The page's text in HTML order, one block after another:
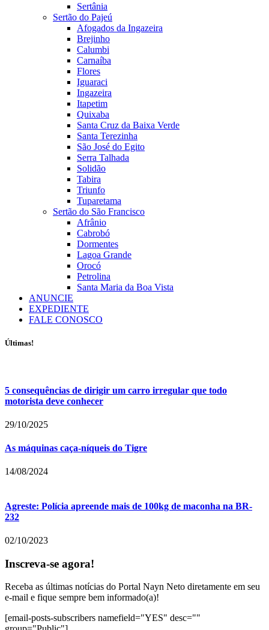
Sertânia
Sertão do Pajeú
Afogados da Ingazeira
Brejinho
Calumbi
Carnaíba
Flores
Iguaraci
Ingazeira
Itapetim
Quixaba
Santa Cruz da Baixa Verde
Santa Terezinha
São José do Egito
Serra Talhada
Solidão
Tabira
Triunfo
Tuparetama
Sertão do São Francisco
Afrânio
Cabrobó
Dormentes
Lagoa Grande
Orocó
Petrolina
Santa Maria da Boa Vista
ANUNCIE
EXPEDIENTE
FALE CONOSCO
Últimas!
5 consequências de dirigir um carro irregular que todo
motorista deve conhecer
29/10/2025
As máquinas caça-níqueis do Tigre
14/08/2024
Agreste: Polícia apreende mais de 100kg de maconha na BR-
232
02/10/2023
Inscreva-se agora!
Receba as últimas notícias do Portal Nayn Neto diretamente em seu
e-mail e fique sempre bem informado(a)!
[email-posts-subscribers namefield="YES" desc=""